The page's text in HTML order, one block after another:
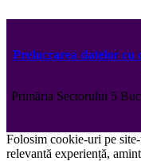
Prelucrarea datelor cu
Primăria Sectorului 5
Folosim cookie-uri pe
relevantă experiență,